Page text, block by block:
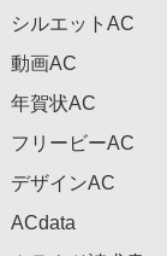
シルエットAC
動画AC
年賀状AC
フリービーAC
デザインAC
ACdata